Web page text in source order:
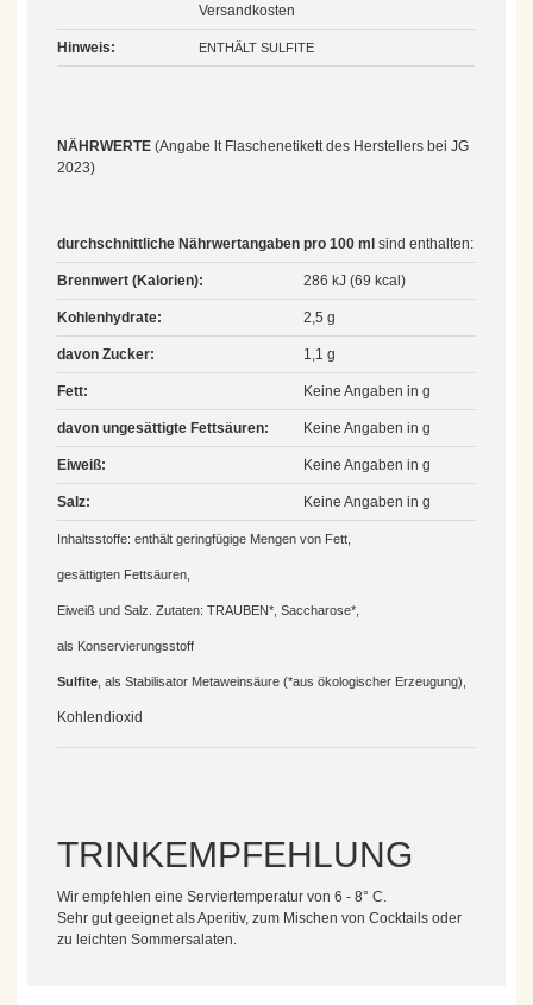
Versandkosten
Hinweis: ENTHÄLT SULFITE
NÄHRWERTE(Angabe lt Flaschenetikett des Herstellers bei JG
2023)
durchschnittliche Nährwertangabenpro 100 ml sind enthalten:
Brennwert (Kalorien): 286 kJ (69 kcal)
Kohlenhydrate: 2,5 g
davon Zucker: 1,1 g
Fett: Keine Angaben in g
davon ungesättigte Fettsäuren: Keine Angaben in g
Eiweiß: Keine Angaben in g
Salz: Keine Angaben in g
Inhaltsstoffe: enthält geringfügige Mengen von Fett,
gesättigten Fettsäuren,
Eiweiß und Salz. Zutaten: TRAUBEN*, Saccharose*,
als Konservierungsstoff
Sulfite , als Stabilisator Metaweinsäure (*aus ökologischer Erzeugung),
Kohlendioxid
TRINKEMPFEHLUNG
Wir empfehlen eine Serviertemperatur von 6 - 8° C.
Sehr gut geeignet als Aperitiv, zum Mischen von Cocktails oder
zu leichten Sommersalaten.